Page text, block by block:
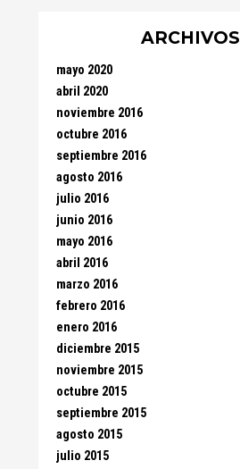
ARCHIVOS
mayo 2020
abril 2020
noviembre 2016
octubre 2016
septiembre 2016
agosto 2016
julio 2016
junio 2016
mayo 2016
abril 2016
marzo 2016
febrero 2016
enero 2016
diciembre 2015
noviembre 2015
octubre 2015
septiembre 2015
agosto 2015
julio 2015